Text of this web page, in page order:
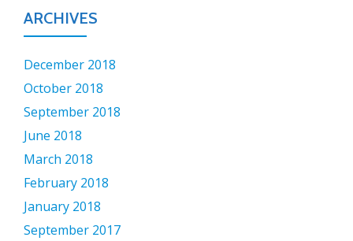
ARCHIVES
December 2018
October 2018
September 2018
June 2018
March 2018
February 2018
January 2018
September 2017